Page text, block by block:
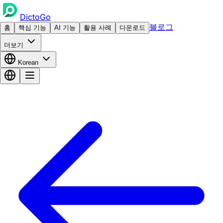
DictoGo
홈 핵심 기능 AI 기능 활용 사례 다운로드 블로그
더보기
Korean